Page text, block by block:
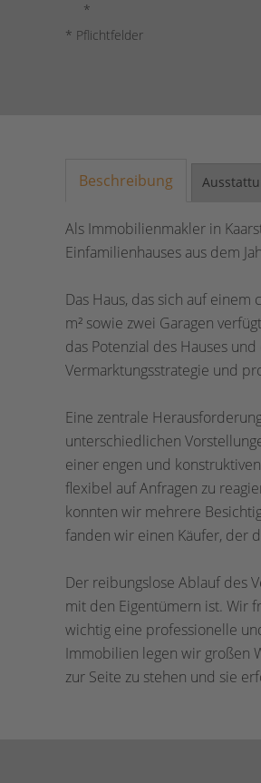
*
* Pflichtfelder
Beschreibung
Als Immobilienmakler in
Einfamilienhauses aus dem
Das Haus, das sich auf
m² sowie zwei Garagen
das Potenzial des Hauses
Vermarktungsstrategie und
Eine zentrale
unterschiedlichen
einer engen und
flexibel auf Anfragen zu
konnten wir mehrere
fanden wir einen Käufer, der
Der reibungslose Ablauf des
mit den Eigentümern ist. Wir
wichtig eine professionelle
Immobilien legen wir großen
zur Seite zu stehen und sie